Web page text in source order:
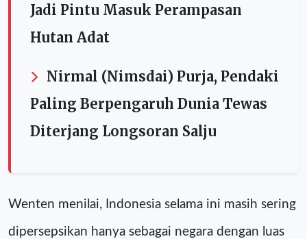
Jadi Pintu Masuk Perampasan
Hutan Adat
Nirmal (Nimsdai) Purja, Pendaki
Paling Berpengaruh Dunia Tewas
Diterjang Longsoran Salju
Wenten menilai, Indonesia selama ini masih sering
dipersepsikan hanya sebagai negara dengan luas